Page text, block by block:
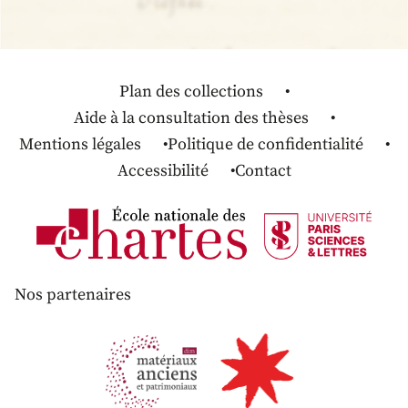
Plan des collections
Aide à la consultation des thèses
Mentions légales
Politique de confidentialité
Accessibilité
Contact
Nos partenaires